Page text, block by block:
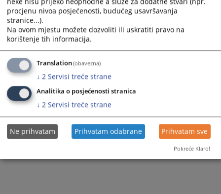
Trenutno nema vijesti
procjenu nivoa posjećenosti, budućeg usavršavanja
stranice...).
Na ovom mjestu možete dozvoliti ili uskratiti pravo na
korištenje tih informacija.
Translation(obavezna)
↓ 2 Servisi treće strane
Analitika o posjećenosti stranica
↓ 2 Servisi treće strane
Ne prihvatam Prihvatam odabrane Prihvatam sve
Pokreće Klaro!